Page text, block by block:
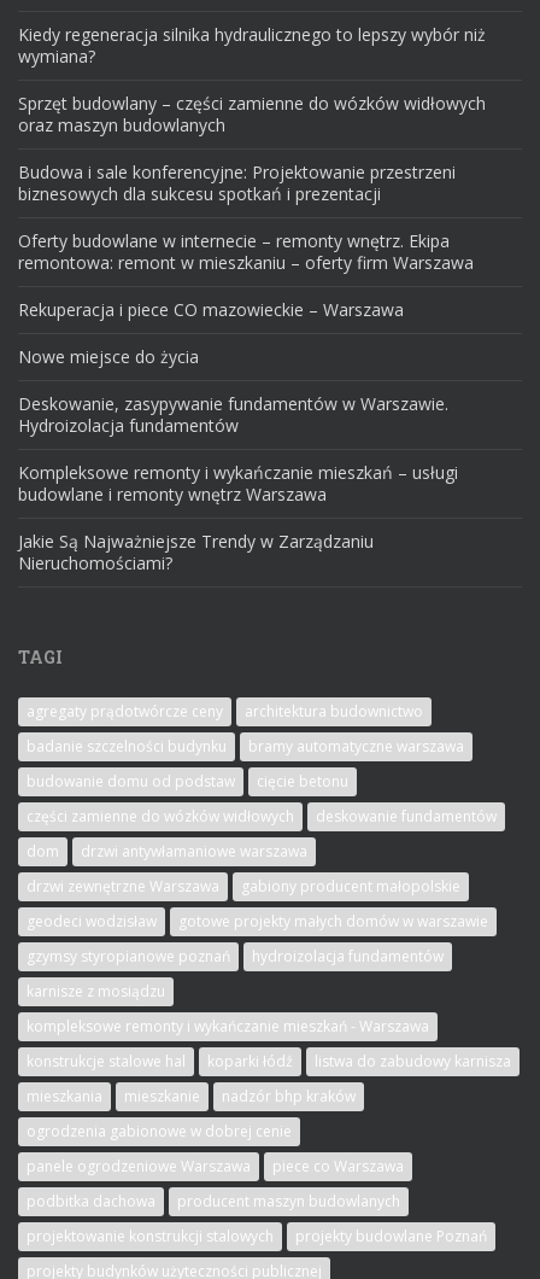
Kiedy regeneracja silnika hydraulicznego to lepszy wybór niż
wymiana?
Sprzęt budowlany – części zamienne do wózków widłowych
oraz maszyn budowlanych
Budowa i sale konferencyjne: Projektowanie przestrzeni
biznesowych dla sukcesu spotkań i prezentacji
Oferty budowlane w internecie – remonty wnętrz. Ekipa
remontowa: remont w mieszkaniu – oferty firm Warszawa
Rekuperacja i piece CO mazowieckie – Warszawa
Nowe miejsce do życia
Deskowanie, zasypywanie fundamentów w Warszawie.
Hydroizolacja fundamentów
Kompleksowe remonty i wykańczanie mieszkań – usługi
budowlane i remonty wnętrz Warszawa
Jakie Są Najważniejsze Trendy w Zarządzaniu
Nieruchomościami?
TAGI
agregaty prądotwórcze ceny
architektura budownictwo
badanie szczelności budynku
bramy automatyczne warszawa
budowanie domu od podstaw
cięcie betonu
części zamienne do wózków widłowych
deskowanie fundamentów
dom
drzwi antywłamaniowe warszawa
drzwi zewnętrzne Warszawa
gabiony producent małopolskie
geodeci wodzisław
gotowe projekty małych domów w warszawie
gzymsy styropianowe poznań
hydroizolacja fundamentów
karnisze z mosiądzu
kompleksowe remonty i wykańczanie mieszkań - Warszawa
konstrukcje stalowe hal
koparki łódź
listwa do zabudowy karnisza
mieszkania
mieszkanie
nadzór bhp kraków
ogrodzenia gabionowe w dobrej cenie
panele ogrodzeniowe Warszawa
piece co Warszawa
podbitka dachowa
producent maszyn budowlanych
projektowanie konstrukcji stalowych
projekty budowlane Poznań
projekty budynków użyteczności publicznej